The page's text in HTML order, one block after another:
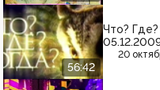
56:42
Что?
20